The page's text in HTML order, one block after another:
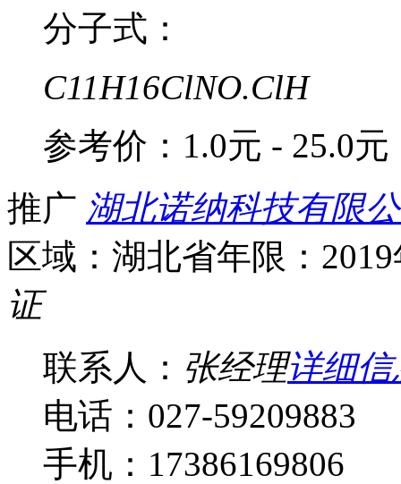
分子式：
C11H16ClNO.ClH
参考价： 1.0元 - 25.0元
推广 湖北诺纳科技有限
区域：湖北省年限：
证
联系人： 张经理详细信
电话：027-59209883
手机：17386169806